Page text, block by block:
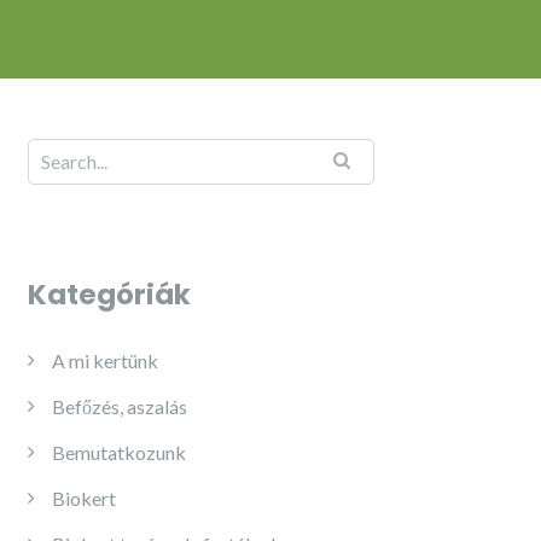
Kategóriák
A mi kertünk
Befőzés, aszalás
Bemutatkozunk
Biokert